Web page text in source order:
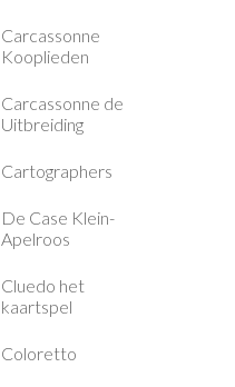
Carcassonne
Kooplieden
Carcassonne de
Uitbreiding
Cartographers
De Case Klein-
Apelroos
Cluedo het
kaartspel
Coloretto